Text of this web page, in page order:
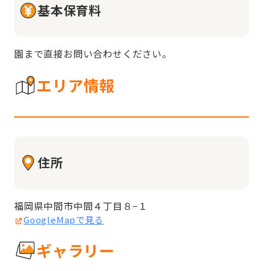
基本保育料
園まで直接お問い合わせください。
エリア情報
住所
福岡県中間市中間４丁目８−１
GoogleMapで見る
ギャラリー